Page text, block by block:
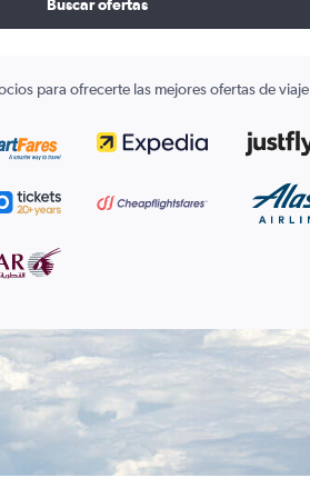
Buscar ofertas
para ofrecerte las mejores ofertas de viaje